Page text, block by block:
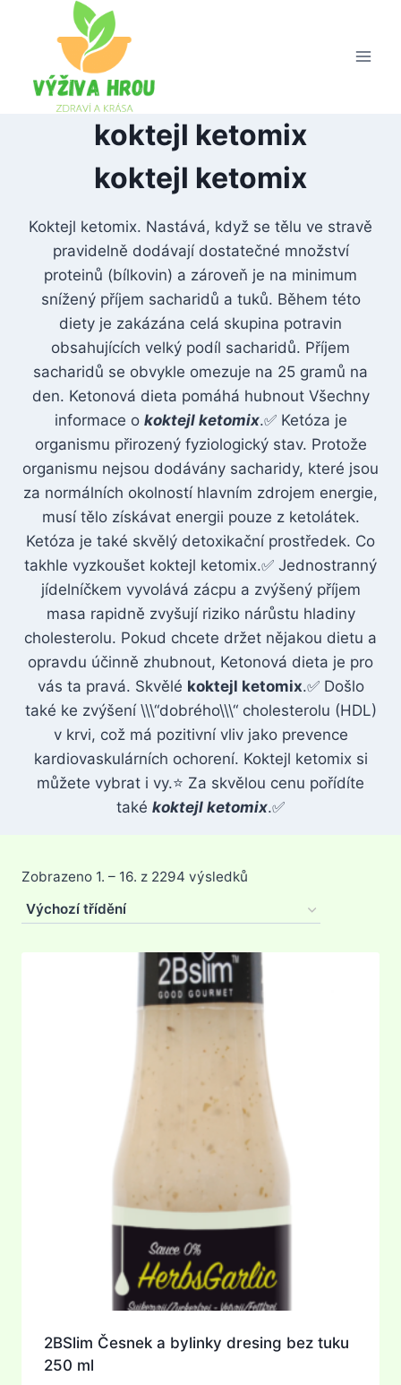
koktejl ketomix
koktejl ketomix
Koktejl ketomix. Nastává, když se tělu ve stravě
pravidelně dodávají dostatečné množství
proteinů (bílkovin) a zároveň je na minimum
snížený příjem sacharidů a tuků. Během této
diety je zakázána celá skupina potravin
obsahujících velký podíl sacharidů. Příjem
sacharidů se obvykle omezuje na 25 gramů na
den. Ketonová dieta pomáhá hubnout Všechny
informace o koktejl ketomix.✅ Ketóza je
organismu přirozený fyziologický stav. Protože
organismu nejsou dodávány sacharidy, které jsou
za normálních okolností hlavním zdrojem energie,
musí tělo získávat energii pouze z ketolátek.
Ketóza je také skvělý detoxikační prostředek. Co
takhle vyzkoušet koktejl ketomix.✅ Jednostranný
jídelníčkem vyvolává zácpu a zvýšený příjem
masa rapidně zvyšují riziko nárůstu hladiny
cholesterolu. Pokud chcete držet nějakou dietu a
opravdu účinně zhubnout, Ketonová dieta je pro
vás ta pravá. Skvělé koktejl ketomix.✅ Došlo
také ke zvýšení \\\“dobrého\\\“ cholesterolu (HDL)
v krvi, což má pozitivní vliv jako prevence
kardiovaskulárních ochorení. Koktejl ketomix si
můžete vybrat i vy.⭐ Za skvělou cenu pořídíte
také koktejl ketomix.✅
Zobrazeno 1. – 16. z 2294 výsledků
2BSlim Česnek a bylinky dresing bez tuku
250 ml